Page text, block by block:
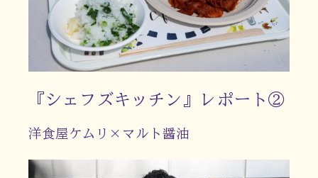
『シェフズキッチン』レポート②
洋食屋ケムリ×マルト醤油